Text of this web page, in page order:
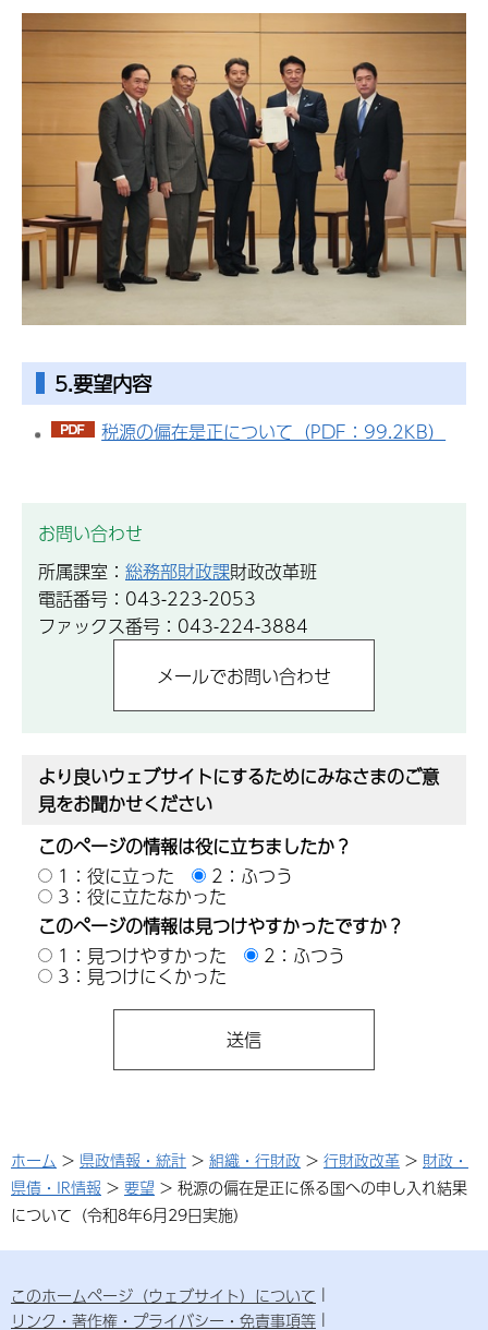
5.要望内容
税源の偏在是正について（PDF：99.2KB）
お問い合わせ
所属課室： 総務部財政課財政改革班
電話番号：043-223-2053
ファックス番号：043-224-3884
より良いウェブサイトにするためにみなさまのご意
見をお聞かせください
このページの情報は役に立ちましたか？
1：役に立った
2：ふつう
3：役に立たなかった
このページの情報は見つけやすかったですか？
1：見つけやすかった
2：ふつう
3：見つけにくかった
ホーム > 県政情報・統計 > 組織・行財政 > 行財政改革 > 財政・
県債・IR情報 > 要望 > 税源の偏在是正に係る国への申し入れ結果
について（令和8年6月29日実施）
このホームページ（ウェブサイト）について
リンク・著作権・プライバシー・免責事項等